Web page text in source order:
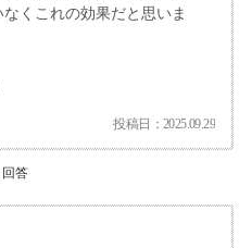
くこれの効果だと思いま
投稿日：2025.09.29
答